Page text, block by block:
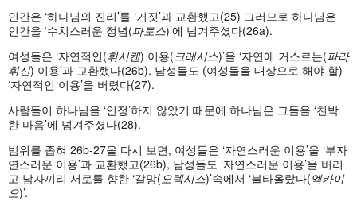
인간은 ‘하나님의 진리’를 ‘거짓’과 교환했고(25) 그러므로 하나님은
인간을 ‘수치스러운 정념(파토스)’에 넘겨주셨다(26a).
여성들은 ‘자연적인(휘시켄) 이용(크레시스)’을 ‘자연에 거스르는(파라
휘신) 이용’과 교환했다(26b). 남성들도 (여성들을 대상으로 해야 할)
‘자연적인 이용’을 버렸다(27).
사람들이 하나님을 ‘인정’하지 않았기 때문에 하나님은 그들을 ‘천박
한 마음’에 넘겨주셨다(28).
범위를 좁혀 26b-27을 다시 보면, 여성들은 ‘자연스러운 이용’을 ‘부자
연스러운 이용’과 교환했고(26b), 남성들도 ‘자연스러운 이용’을 버리
고 남자끼리 서로를 향한 ‘갈망(오렉시스)’속에서 ‘불타올랐다(엑카이
오)’.